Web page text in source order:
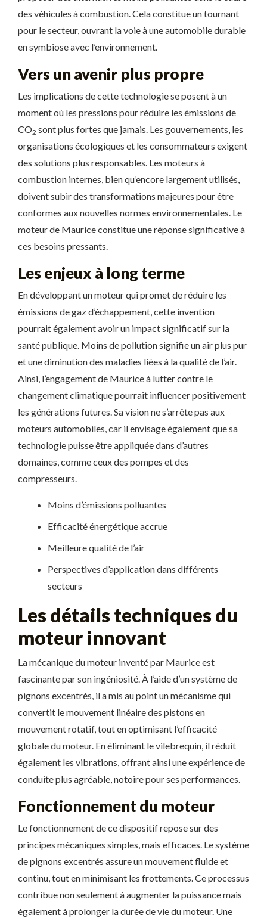
des véhicules à combustion. Cela constitue un tournant
pour le secteur, ouvrant la voie à une automobile durable
en symbiose avec l’environnement.
Vers un avenir plus propre
Les implications de cette technologie se posent à un
moment où les pressions pour réduire les émissions de
CO2 sont plus fortes que jamais. Les gouvernements, les
organisations écologiques et les consommateurs exigent
des solutions plus responsables. Les moteurs à
combustion internes, bien qu’encore largement utilisés,
doivent subir des transformations majeures pour être
conformes aux nouvelles normes environnementales. Le
moteur de Maurice constitue une réponse significative à
ces besoins pressants.
Les enjeux à long terme
En développant un moteur qui promet de réduire les
émissions de gaz d’échappement, cette invention
pourrait également avoir un impact significatif sur la
santé publique. Moins de pollution signifie un air plus pur
et une diminution des maladies liées à la qualité de l’air.
Ainsi, l’engagement de Maurice à lutter contre le
changement climatique pourrait influencer positivement
les générations futures. Sa vision ne s’arrête pas aux
moteurs automobiles, car il envisage également que sa
technologie puisse être appliquée dans d’autres
domaines, comme ceux des pompes et des
compresseurs.
Moins d’émissions polluantes
Efficacité énergétique accrue
Meilleure qualité de l’air
Perspectives d’application dans différents
secteurs
Les détails techniques du
moteur innovant
La mécanique du moteur inventé par Maurice est
fascinante par son ingéniosité. À l’aide d’un système de
pignons excentrés, il a mis au point un mécanisme qui
convertit le mouvement linéaire des pistons en
mouvement rotatif, tout en optimisant l’efficacité
globale du moteur. En éliminant le vilebrequin, il réduit
également les vibrations, offrant ainsi une expérience de
conduite plus agréable, notoire pour ses performances.
Fonctionnement du moteur
Le fonctionnement de ce dispositif repose sur des
principes mécaniques simples, mais efficaces. Le système
de pignons excentrés assure un mouvement fluide et
continu, tout en minimisant les frottements. Ce processus
contribue non seulement à augmenter la puissance mais
également à prolonger la durée de vie du moteur. Une